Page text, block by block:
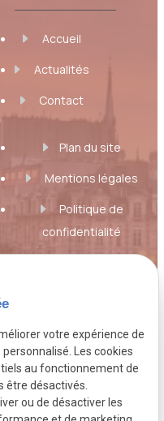
Accueil
Actualités
Contact
Plan du site
Mentions légales
Politique de
confidentialité
Gestion des cookies
besoins et des
Florence Rouas,
étudie votre
point de vue de
votre expérience de
Les cookies
au fonctionnement de
être désactivés.
ou de désactiver les